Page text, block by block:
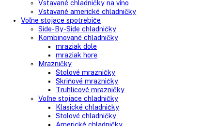
Vstavané spotrebiče
Vstavané kombinované chladničky
Vstavané chladničky
Vstavané mrazničky
Vstavané chladničky na víno
Vstavané americké chladničky
Voľne stojace spotrebiče
Side-By-Side chladničky
Kombinované chladničky
mraziak dole
mraziak hore
Mrazničky
Stolové mrazničky